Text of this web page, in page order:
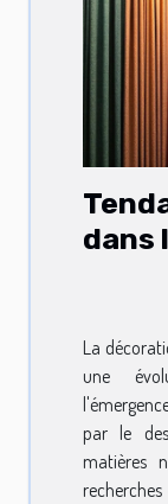
dans
La
une
par le
matières